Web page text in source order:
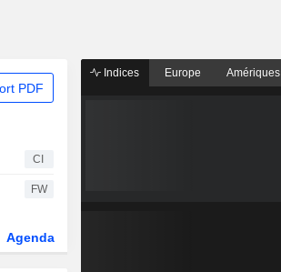
PDF
CI
FW
Agenda
Indices Europe Amériques